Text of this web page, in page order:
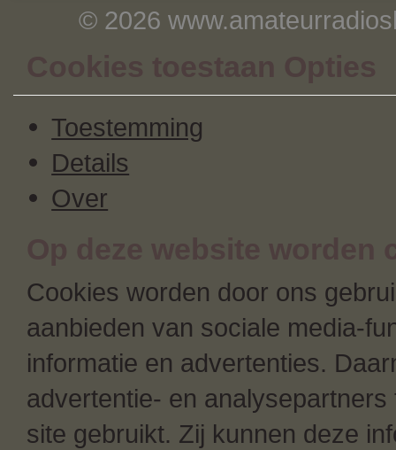
© 2026
Cookies toestaan Opties
Toestemming
Details
Over
Op deze website worden
Cookies worden door ons
aanbieden van sociale media-
informatie en advertenties.
advertentie- en
site gebruikt. Zij kunnen deze